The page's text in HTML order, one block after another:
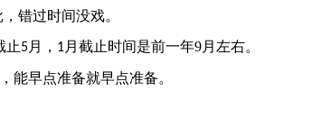
错过时间没戏。
止5月， 1月 截止时间是前一年9月左右。
能早点准备就早点准备。